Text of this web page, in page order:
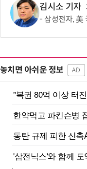
김시소 기자
삼성전자, 美 국
놓치면 아쉬운 정보 AD